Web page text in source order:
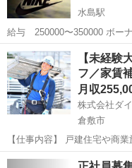
水島駅
給与 250000〜350000 ボー
正社員、個人事業主で来てい
ブルや引き止め等もありませ
せ取れますので休み...
岡山 倉敷市 水島駅
【未経験
フ／家賃
月収
株式会社ダ
倉敷市
【仕事内容】 戸建住宅や商
立・解体するお仕事！仕事内
岡山 倉敷市 鳶職